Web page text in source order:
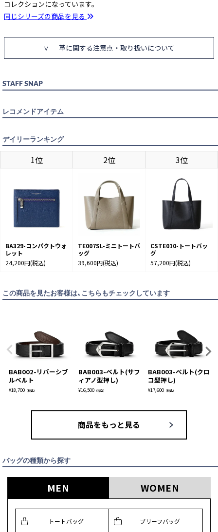
BLACK×DARK BROWN
85cm カートに入れる
90cm カートに入れる
コレクションになっています。
同じシリーズの商品を見る
革に関する注意点・取り扱いについて
STAFF SNAP
レコメンドアイテム
デイリーランキング
1位 2位 3位
BA329-コンパクトウォ
レット
24,200円(税込)
TE007SL-ミニトートバ
ッグ
39,600円(税込)
CSTE010-トートバッ
グ
57,200円(税込)
この商品を見たお客様は、こちらもチェックしています
BAB002-リバーシブ
ルベルト
¥18,700 （税込）
BAB003-ベルト(サフ
ィアノ型押し)
¥16,500 （税込）
BAB003-ベルト(クロ
コ型押し)
¥17,600 （税込）
商品をもっと見る
バッグの種類から探す
MEN WOMEN
トートバッグ ブリーフバッグ